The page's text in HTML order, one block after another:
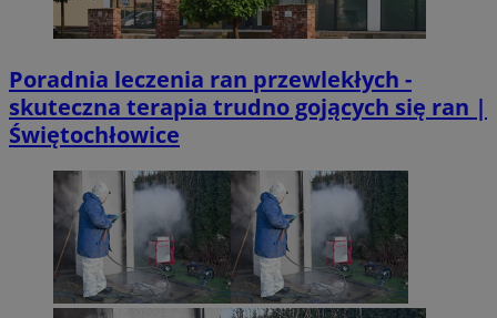
Poradnia leczenia ran przewlekłych -
skuteczna terapia trudno gojących się ran |
Świętochłowice